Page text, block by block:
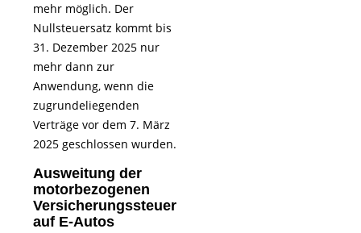
mehr möglich. Der
Nullsteuersatz kommt bis
31. Dezember 2025 nur
mehr dann zur
Anwendung, wenn die
zugrundeliegenden
Verträge vor dem 7. März
2025 geschlossen wurden.
Ausweitung der
motorbezogenen
Versicherungssteuer
auf E-Autos